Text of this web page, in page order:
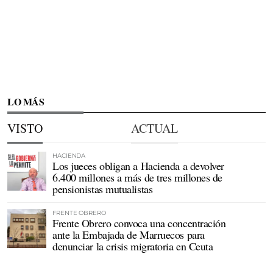
LO MÁS
VISTO ACTUAL
HACIENDA
Los jueces obligan a Hacienda a devolver
6.400 millones a más de tres millones de
pensionistas mutualistas
FRENTE OBRERO
Frente Obrero convoca una concentración
ante la Embajada de Marruecos para
denunciar la crisis migratoria en Ceuta